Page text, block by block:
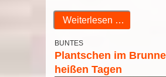
Weiterlesen …
BUNTES
Plantschen im
heißen Tagen